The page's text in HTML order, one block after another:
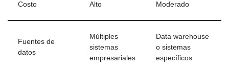
Costo Alto Moderado
Fuentes de
datos
Múltiples
sistemas
empresariales
Data warehouse
o sistemas
específicos